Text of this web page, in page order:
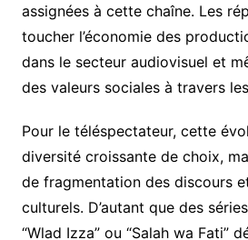
assignées à cette chaîne. Les
toucher l’économie des
dans le secteur audiovisuel et
des valeurs sociales à travers
Pour le téléspectateur, cette
diversité croissante de choix,
de fragmentation des discours
culturels. D’autant que des
“Wlad Izza” ou “Salah wa Fati”